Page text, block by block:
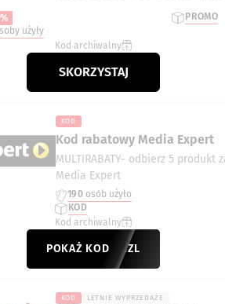
użyły
PROMO
Kod archiwalny
SKORZYSTAJ
KOD
Kod rabatowy Media Expert
MULTIRABATY- odbierz 5 produkt
Media Expert
190 osób użyło
KOD
Kod archiwalny
POKAŻ KOD569-1ZL
KOD LETNIE WYPRZEDAŻE